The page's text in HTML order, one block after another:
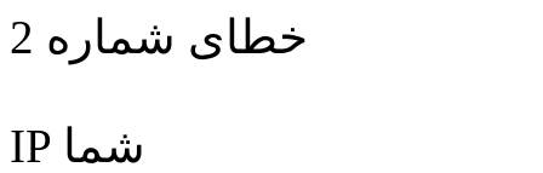
خطای شماره 2
IP شما